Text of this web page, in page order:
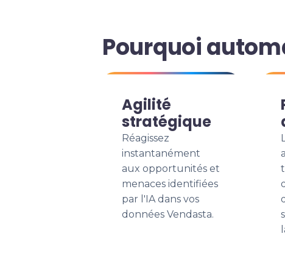
Pourquoi
Agilité
stratégique
Réagissez
instantanément
aux opportunités et
menaces identifiées
par l'IA dans vos
données Vendasta.